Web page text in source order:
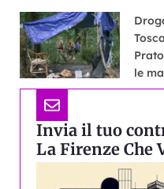
le
Invia il tuo
La Firenze Che